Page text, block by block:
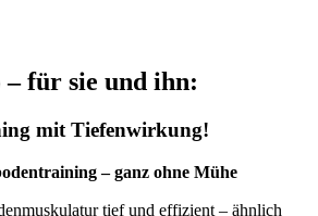
– für sie und ihn:
mit Tiefenwirkung!
– ganz ohne Mühe
tief und effizient – ähnlich